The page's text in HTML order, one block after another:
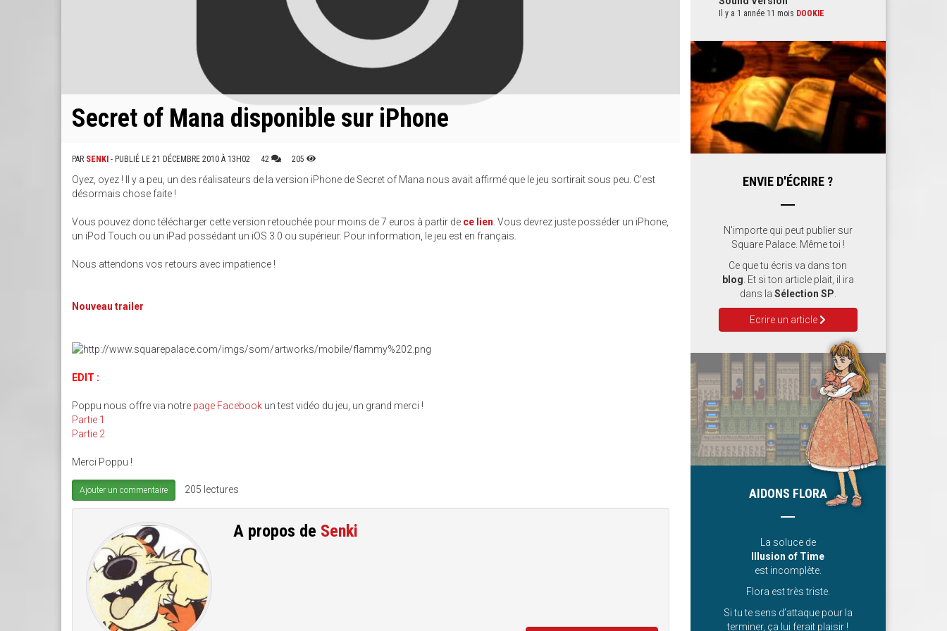
Secret of Mana disponible sur iPhone
PAR SENKI - PUBLIÉ LE 21 DÉCEMBRE 2010 À 13H02 42 205
Oyez, oyez ! Il y a peu, un des réalisateurs de la version iPhone de Secret of Mana nous avait affirmé que le jeu sortirait sous peu. C'est
désormais chose faite !
Vous pouvez donc télécharger cette version retouchée pour moins de 7 euros à partir de ce lien . Vous devrez juste posséder un iPhone,
un iPod Touch ou un iPad possédant un iOS 3.0 ou supérieur. Pour information, le jeu est en français.
Nous attendons vos retours avec impatience !
Nouveau trailer
EDIT :
Poppu nous offre via notre page Facebook un test vidéo du jeu, un grand merci !
Partie 1
Partie 2
Merci Poppu !
Ajouter un commentaire 205 lectures
A propos de Senki
Il y a 1 année 11 mois DOOKIE
ENVIE D'ÉCRIRE ?
N'importe qui peut publier sur
Square Palace. Même toi !
Ce que tu écris va dans ton
blog . Et si ton article plait, il ira
dans la Sélection SP
Ecrire un article
AIDONS FLORA
La soluce de
Illusion of Time
est incomplète.
Flora est très triste.
Si tu te sens d’attaque pour la
terminer, ça lui ferait plaisir !